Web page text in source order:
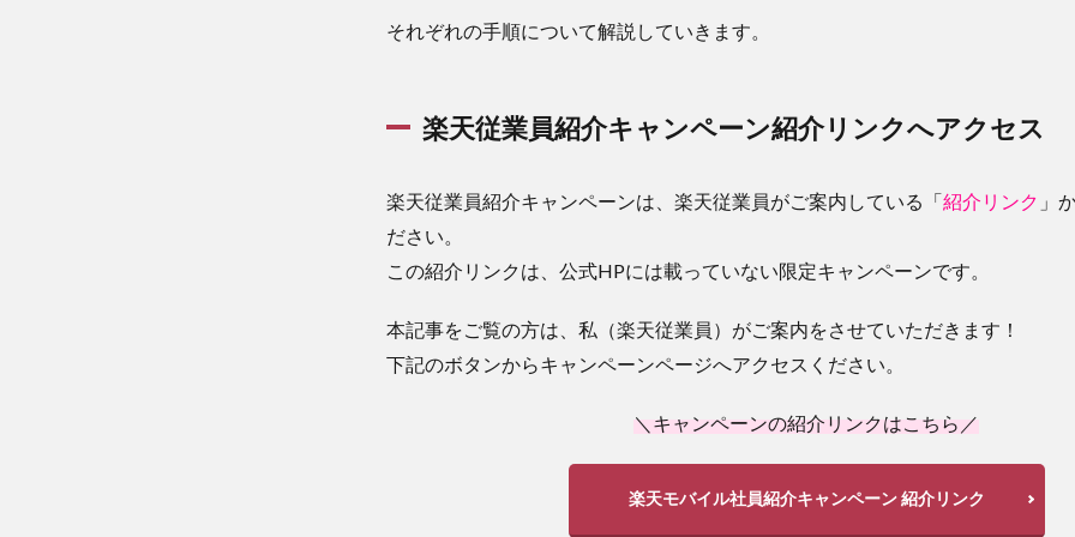
ンペ
ーン
ら楽
天モ
ルへ
（オ
ンラ
でも
申込
それぞれの手順について解説していきます。
楽天従業員紹介キャンペーン紹介リンクへアクセス
楽天従業員紹介キャンペーンは、楽天従業員がご案内している「紹介リンク 」
ださい。
この紹介リンクは、公式HPには載っていない限定キャンペーンです。
本記事をご覧の方は、私（楽天従業員）がご案内をさせていただきます！
下記のボタンからキャンペーンページへアクセスください。
＼キャンペーンの紹介リンクはこちら／
楽天モバイル社員紹介キャンペーン 紹介リンク